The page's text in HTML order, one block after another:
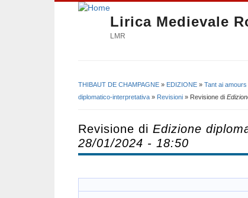
Lirica Medievale
LMR
Tu sei qui
THIBAUT DE CHAMPAGNE » EDIZIONE » Tant ai
diplomatico-interpretativa » Revisioni » Revisione di
Revisione di Edizione
28/01/2024 - 18:50